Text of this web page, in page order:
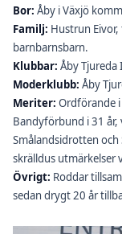
Bor: Åby i Växjö
Familj: Hustrun
barnbarnsbarn.
Klubbar: Åby Tjureda
Moderklubb: Åby
Meriter: Ordförande i
Bandyförbund i 31 år,
Smålandsidrotten och
skrälldus utmärkelser
Övrigt: Roddar
sedan drygt 20 år